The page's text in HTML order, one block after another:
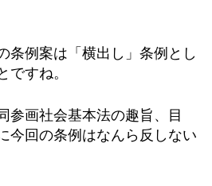
条例案は「横出し」条例とし
すね。
参画社会基本法の趣旨、目
今回の条例はなんら反しない